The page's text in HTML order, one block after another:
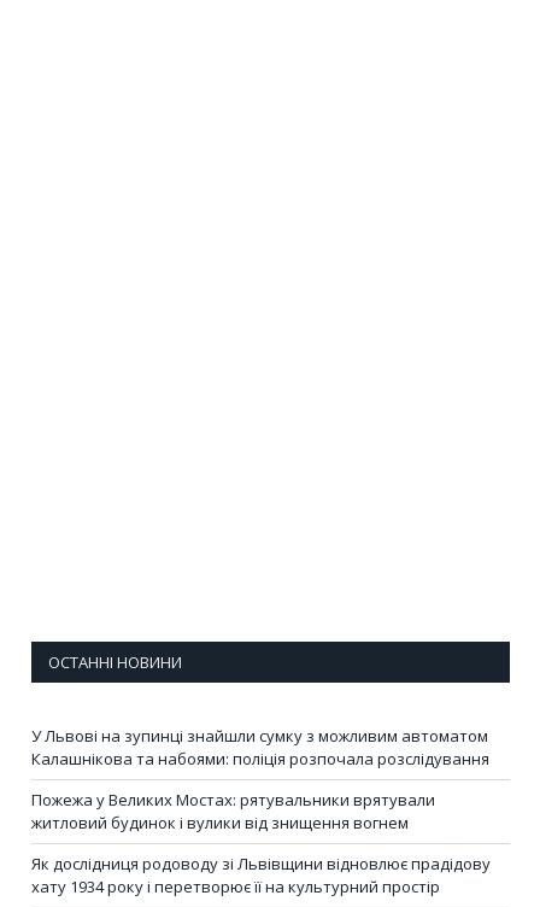
ОСТАННІ НОВИНИ
У Львові на зупинці знайшли сумку з можливим автоматом
Калашнікова та набоями: поліція розпочала розслідування
Пожежа у Великих Мостах: рятувальники врятували
житловий будинок і вулики від знищення вогнем
Як дослідниця родоводу зі Львівщини відновлює прадідову
хату 1934 року і перетворює її на культурний простір